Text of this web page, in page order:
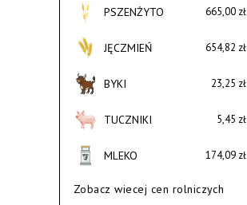
PSZENŻYTO 665,00 zł
JĘCZMIEŃ 654,82 zł
BYKI 23,25 zł
TUCZNIKI 5,45 zł
MLEKO 174,09 zł
Zobacz wiecej cen rolniczych